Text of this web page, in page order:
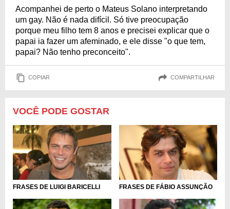
Acompanhei de perto o Mateus Solano interpretando
um gay. Não é nada difícil. Só tive preocupação
porque meu filho tem 8 anos e precisei explicar que o
papai ia fazer um afeminado, e ele disse "o que tem,
papai? Não tenho preconceito".
COPIAR COMPARTILHAR
VOCÊ PODE GOSTAR
FRASES DE LUIGI BARICELLI FRASES DE FÁBIO ASSUNÇÃO